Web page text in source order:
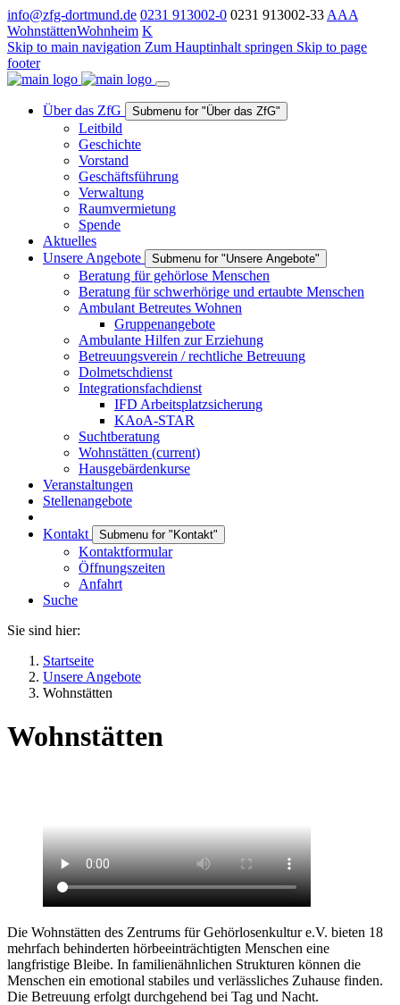
info@zfg-dortmund.de 0231 913002-0 0231 913002-33 AAA
WohnstättenWohnheim K
Skip to main navigation Zum Hauptinhalt springen Skip to page
footer
Über das ZfG Submenu for "Über das ZfG"
Leitbild
Geschichte
Vorstand
Geschäftsführung
Verwaltung
Raumvermietung
Spende
Aktuelles
Unsere Angebote
Submenu for "Unsere Angebote"
Beratung für gehörlose Menschen
Beratung für schwerhörige und ertaubte Menschen
Ambulant Betreutes Wohnen
Gruppenangebote
Ambulante Hilfen zur Erziehung
Betreuungsverein / rechtliche Betreuung
Dolmetschdienst
Integrationsfachdienst
IFD Arbeitsplatzsicherung
KAoA-STAR
Suchtberatung
Wohnstätten (current)
Hausgebärdenkurse
Veranstaltungen
Stellenangebote
Kontakt Submenu for "Kontakt"
Kontaktformular
Öffnungszeiten
Anfahrt
Suche
Sie sind hier:
Startseite
Unsere Angebote
Wohnstätten
Wohnstätten
Die Wohnstätten des Zentrums für Gehörlosenkultur e.V. bieten 18
mehrfach behinderten hörbeeinträchtigten Menschen eine
langfristige Bleibe. In familienähnlichen Strukturen können die
Menschen ein emotional stabiles und verlässliches Zuhause finden.
Die Betreuung erfolgt durchgehend bei Tag und Nacht.